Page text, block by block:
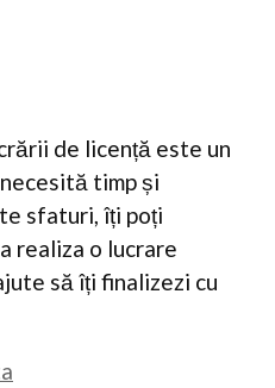
de licență este un
timp și
sfaturi, îți poți
realiza o lucrare
să îți finalizezi cu